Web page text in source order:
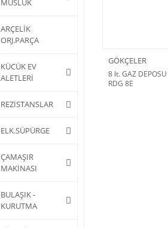
MUSLUK
ARÇELİK
ORJ.PARÇA
KÜCÜK EV
ALETLERİ
REZİSTANSLAR
ELK.SÜPÜRGE
ÇAMAŞIR
MAKİNASI
BULAŞIK -
KURUTMA
GÖKÇELER
8 lt. GAZ
RDG 8E